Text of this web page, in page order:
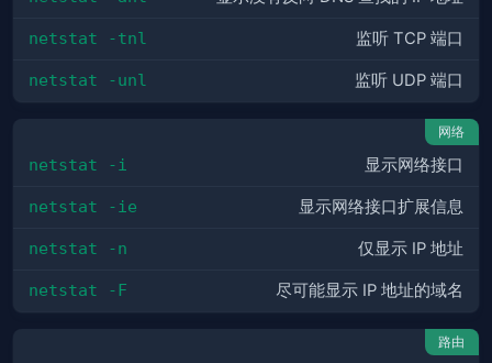
netstat -tnl 监听 TCP 端口
netstat -unl 监听 UDP 端口
网络
netstat -i 显示网络接口
netstat -ie 显示网络接口扩展信息
netstat -n 仅显示 IP 地址
netstat -F 尽可能显示 IP 地址的域名
路由